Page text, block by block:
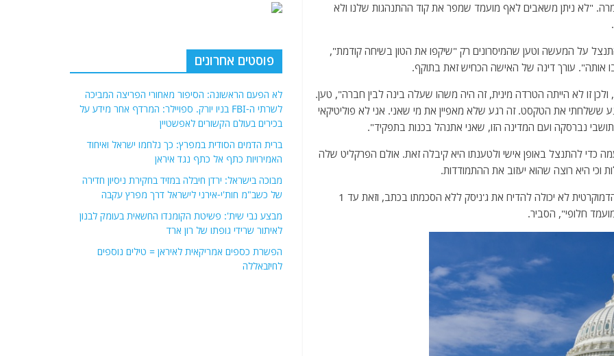
"לא ניתן משאבים לאף מועמד שמפר את קוד ההתנהגות שלנו ולא
על המעשה וטען שהמיסרונים רק "שיקפו את הטון בשיחה קודמת",
עורך דינה של האישה הכחיש זאת בתוקף.
זו לא הייתה הטרדה מינית, זה היה משהו שעלה בינה לבין חברה", טען.
ששלחתי את הטקסט. זה רגע שלא מאפיין את מי שאני. אני לא פוליטיקאי
נברסקה ועם המדינה הזו, שאני אתנהל בכנות בתפקיד".
כדי להתנצל באופן אישי ולטענתו היא קיבלה זאת. אולם הפרקליט שלה
היא רוצה שהוא יעזוב את ההתמודדות.
מזכיר המדינה של נברסקה, בוב אבנן, הבהיר שהמפלגה הדמוקרטית לא יכולה להדיח את ג'ניסק ללא הסכמתו בכתב, וזאת עד 1
חלופי", הסביר.
פוסטים אחרונים
לא הפעם הראשונה: הסיפור מאחורי הפריצה המביכה
לשרתי ה-FBI בניו יורק. ספויילר: המרדף אחר מידע על
בכירים בעולם הקשורים לאפשטיין
ברית הדמים הסודית במפרץ: כך נלחמו ישראל ואיחוד
האמירויות כתף אל כתף נגד איראן
מבוכה בישראל: ירדן חיבלה במזיד בחקירת ניסיון חדירה
של כשב"מ חות'י-אירני לישראל דרך מפרץ עקבה
מבצע נבי שית': פשיטת הקומנדו החשאית בעומק לבנון
לאיתור שרידי גופתו של רון ארד
הפשרת כספים אמריקאית לאיראן = טילים נוספים
לחיזבאללה